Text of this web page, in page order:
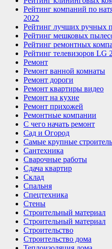
Рейтинг компаний по
2022
Рейтинг лучших ручных
Рейтинг мешковых
Рейтинг ремонтных
Рейтинг телевизоров
Ремонт
Ремонт ванной комнаты
Ремонт дороги
Ремонт квартиры видео
Ремонт на кухне
Ремонт прихожей
Ремонтные компании
С чего начать ремонт
Сад и Огород
Самые крупные
Сантехника
Сварочные работы
Сдача квартир
Склад
Спальня
Спецтехника
Стены
Строительный материал
Строительный материал
Строительство
Строительство дома